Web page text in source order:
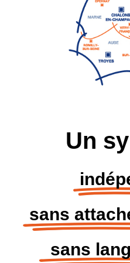
Un
sans
sans